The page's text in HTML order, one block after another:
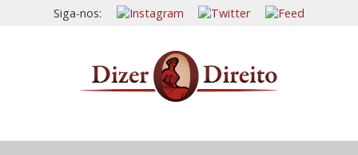
Siga-nos: